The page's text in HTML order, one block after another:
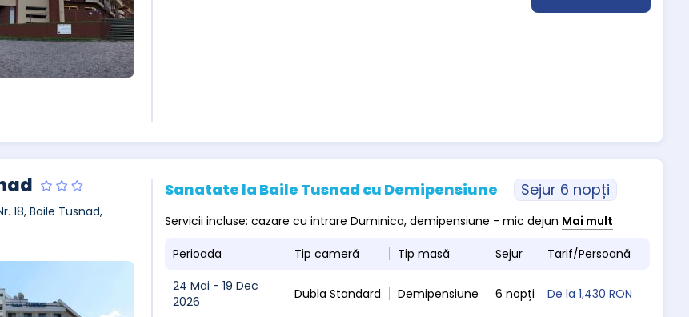
18, Baile Tusnad,
Sanatate la Baile Tusnad cu Demipensiune Sejur 6 nopți
Servicii incluse: cazare cu intrare Duminica, demipensiune - mic dejun Mai mult
Perioada Tip cameră Tip masă Sejur
Tarif/Persoană
24 Mai - 19 Dec
2026
Dubla Standard Demipensiune 6 nopți De la1,430 RON